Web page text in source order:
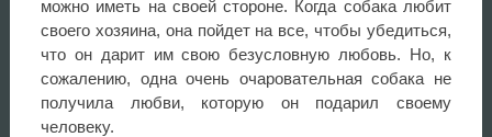
можно иметь на своей стороне. Когда собака любит
своего хозяина, она пойдет на все, чтобы убедиться,
что он дарит им свою безусловную любовь. Но, к
сожалению, одна очень очаровательная собака не
получила любви, которую он подарил своему
человеку.